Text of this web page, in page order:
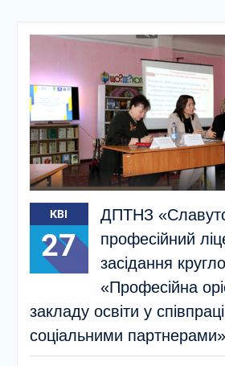
КВІ
27
ДПТНЗ
професійний
засідання
«Професійна
закладу освіти у
соціальними